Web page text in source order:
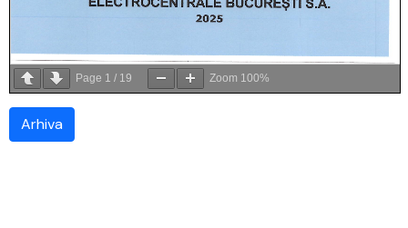
Page 1 / 19 Zoom 100%
Arhiva